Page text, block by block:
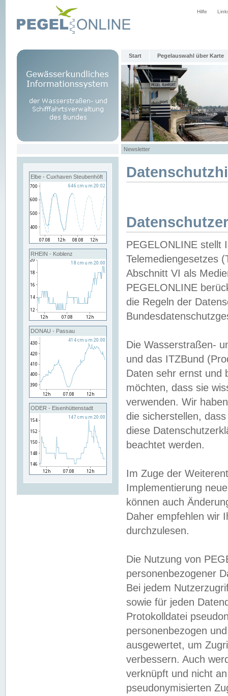
Hilfe
Start Pegelauswahl über Karte
Newsletter
Elbe - Cuxhaven Steubenhöft
RHEIN - Koblenz
DONAU - Passau
ODER - Eisenhüttenstadt
PEGELONLINE stellt
Telemediengesetzes
Abschnitt VI als
PEGELONLINE
die Regeln der
Die Wasserstraßen-
und das ITZBund
Daten sehr ernst und
möchten, dass sie
verwenden. Wir
die sicherstellen,
diese
beachtet werden.
Im Zuge der
Implementierung
können auch
Daher empfehlen wir
durchzulesen.
Die Nutzung von
personenbezogener
Bei jedem
sowie für jeden
Protokolldatei
personenbezogen
ausgewertet, um
verbessern. Auch
verknüpft und nicht
pseudonymisierten